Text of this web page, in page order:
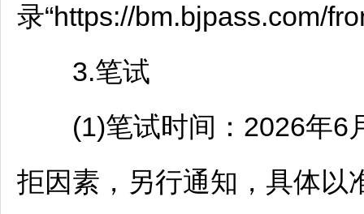
录“https://bm.bjpass.com/
3.笔试
(1)笔试时间：2026年6
拒因素，另行通知，具体以